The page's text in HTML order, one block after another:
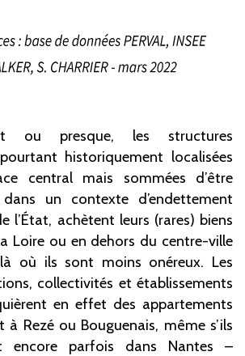
ou presque, les structures
historiquement localisées
central mais sommées d’être
un contexte d’endettement
l’État, achètent leurs (rares) biens
Loire ou en dehors du centre-ville
où ils sont moins onéreux. Les
collectivités et établissements
en effet des appartements
Rezé ou Bouguenais, même s’ils
encore parfois dans Nantes –